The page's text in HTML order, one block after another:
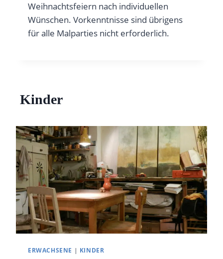
Weihnachtsfeiern nach individuellen
Wünschen. Vorkenntnisse sind übrigens
für alle Malparties nicht erforderlich.
Kinder
ERWACHSENE | KINDER